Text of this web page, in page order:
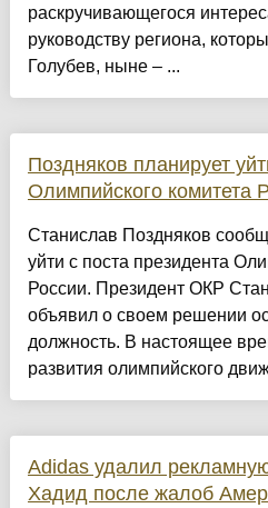
раскручивающегося
руководству региона,
Голубев, ныне – ...
Поздняков планирует
Олимпийского комитета
Станислав Поздняков
уйти с поста президента
России. Президент ОКР
объявил о своем решении
должность. В настоящее
развития олимпийского
Adidas удалил
Хадид после жалоб